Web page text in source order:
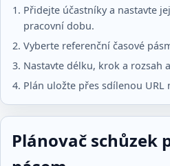
Přidejte účastníky a nastavte
pracovní dobu.
Vyberte referenční časové
Nastavte délku, krok a rozsah
Plán uložte přes sdílenou URL
Plánovač schůzek